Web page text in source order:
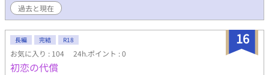
過去と現在
16
長編 完結 R18
お気に入り : 104 24h.ポイント : 0
初恋の代償